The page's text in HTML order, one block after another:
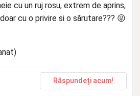
cu un ruj rosu, extrem de aprins,
cu o privire si o sărutare??? 😜
Răspundeți acum!